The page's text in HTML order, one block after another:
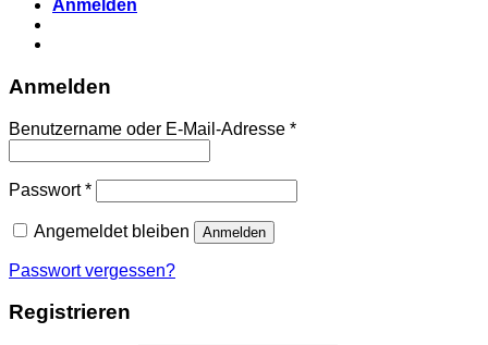
Anmelden
Anmelden
Benutzername oder E-Mail-Adresse *
Passwort*
Angemeldet bleiben Anmelden
Passwort vergessen?
Registrieren